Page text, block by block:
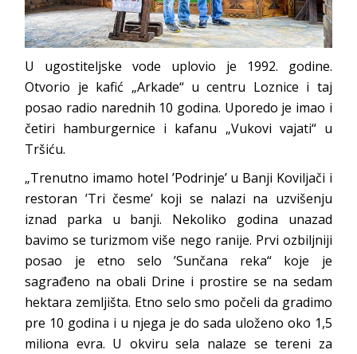
U ugostiteljske vode uplovio je 1992. godine.
Otvorio je kafić „Arkade“ u centru Loznice i taj
posao radio narednih 10 godina. Uporedo je imao i
četiri hamburgernice i kafanu „Vukovi vajati“ u
Tršiću.
„Trenutno imamo hotel ’Podrinje’ u Banji Koviljači i
restoran ’Tri česme’ koji se nalazi na uzvišenju
iznad parka u banji. Nekoliko godina unazad
bavimo se turizmom više nego ranije. Prvi ozbiljniji
posao je etno selo ’Sunčana reka“ koje je
sagrađeno na obali Drine i prostire se na sedam
hektara zemljišta. Etno selo smo počeli da gradimo
pre 10 godina i u njega je do sada uloženo oko 1,5
miliona evra. U okviru sela nalaze se tereni za